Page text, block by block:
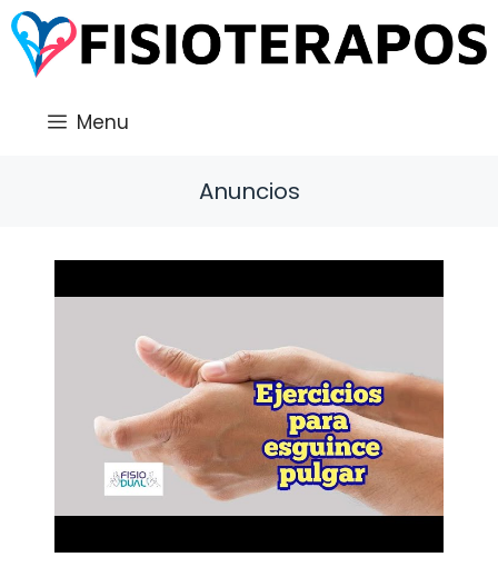
Saltar
al
contenido
Menu
Anuncios